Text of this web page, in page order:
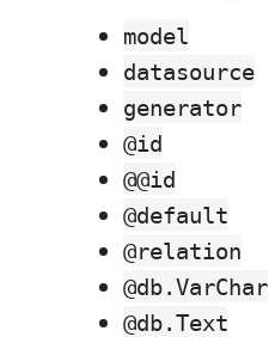
model
datasource
generator
@id
@@id
@default
@relation
@db.VarChar
@db.Text